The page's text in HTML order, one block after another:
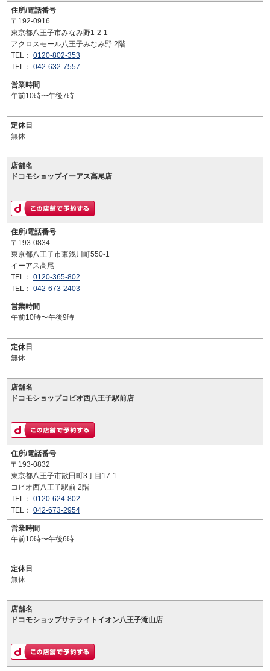
住所/電話番号
〒192-0916
東京都八王子市みなみ野1-2-1
アクロスモール八王子みなみ野 2階
TEL： 0120-802-353
TEL： 042-632-7557
営業時間
午前10時〜午後7時
定休日
無休
店舗名
ドコモショップイーアス高尾店
住所/電話番号
〒193-0834
東京都八王子市東浅川町550-1
イーアス高尾
TEL： 0120-365-802
TEL： 042-673-2403
営業時間
午前10時〜午後9時
定休日
無休
店舗名
ドコモショップコピオ西八王子駅前店
住所/電話番号
〒193-0832
東京都八王子市散田町3丁目17-1
コピオ西八王子駅前 2階
TEL： 0120-624-802
TEL： 042-673-2954
営業時間
午前10時〜午後6時
定休日
無休
店舗名
ドコモショップサテライトイオン八王子滝山店